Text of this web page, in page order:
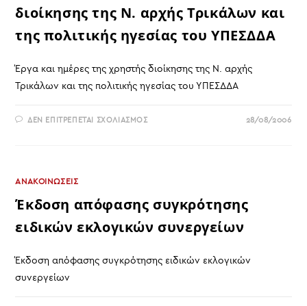
διοίκησης της Ν. αρχής Τρικάλων και
της πολιτικής ηγεσίας του ΥΠΕΣΔΔΑ
Έργα και ημέρες της χρηστής διοίκησης της Ν. αρχής
Τρικάλων και της πολιτικής ηγεσίας του ΥΠΕΣΔΔΑ
ΔΕΝ ΕΠΙΤΡΈΠΕΤΑΙ ΣΧΟΛΙΑΣΜΌΣΣΤΟ
ΑΡΧΉΣ
ΤΡΙΚΆΛΩΝ
ΤΗΣ
ΠΟΛΙΤΙΚΉΣ
ΥΠΕΣΔΔΑ
28/08/2006
ΑΝΑΚΟΙΝΩΣΕΙΣ
Έκδοση απόφασης συγκρότησης
ειδικών εκλογικών συνεργείων
Έκδοση απόφασης συγκρότησης ειδικών εκλογικών
συνεργείων